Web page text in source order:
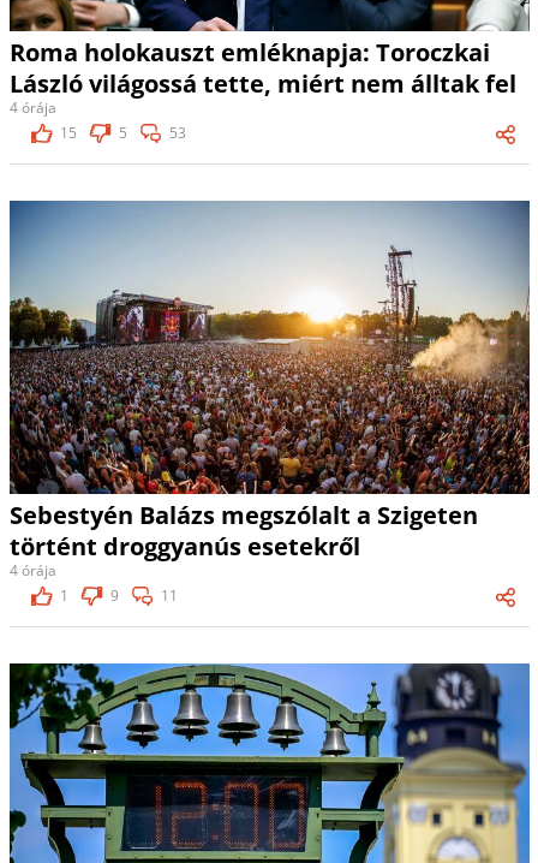
Roma holokauszt emléknapja: Toroczkai
László világossá tette, miért nem álltak fel
4 órája
15
5 53
Sebestyén Balázs megszólalt a Szigeten
történt droggyanús esetekről
4 órája
1
9 11